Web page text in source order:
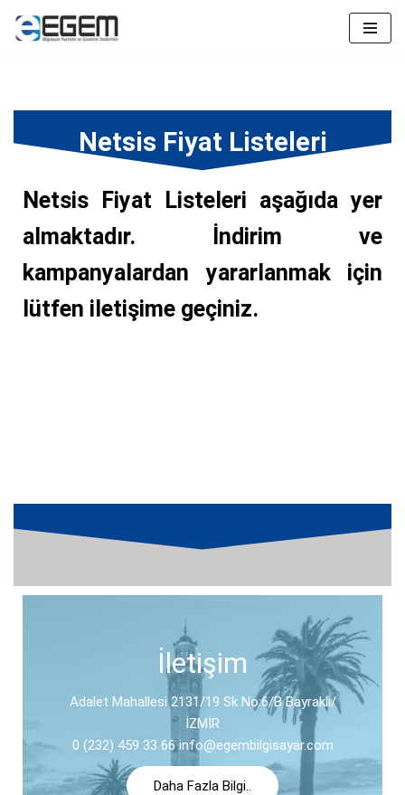
Netsis Fiyat Listeleri
Netsis Fiyat Listeleri aşağıda yer
almaktadır. İndirim ve
kampanyalardan yararlanmak için
lütfen iletişime geçiniz.
İletişim
Adalet Mahallesi 2131/19 Sk No:6/B Bayraklı/
İZMİR
0 (232) 459 33 66 info@egembilgisayar.com
Daha Fazla Bilgi..